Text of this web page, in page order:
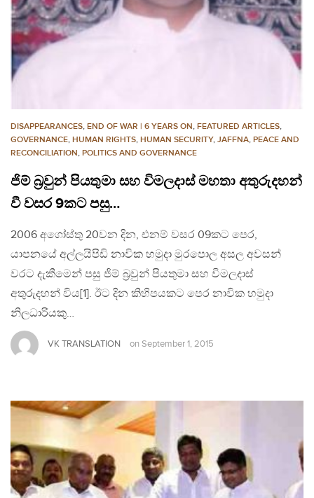
DISAPPEARANCES, END OF WAR | 6 YEARS ON, FEATURED ARTICLES,
GOVERNANCE, HUMAN RIGHTS, HUMAN SECURITY, JAFFNA, PEACE AND
RECONCILIATION, POLITICS AND GOVERNANCE
ජිම් බ‍්‍රවුන් පියතුමා සහ විමලදාස් මහතා අතුරුදහන්
වී වසර 9කට පසු…
2006 අගෝස්තු 20වන දින, එනම් වසර 09කට පෙර,
යාපනයේ අල්ලයිපිඩි නාවික හමුදා මුරපොල අසල අවසන්
වරට දැකීමෙන් පසු ජිම් බ‍්‍රවුන් පියතුමා සහ විමලදාස්
අතුරුදහන් විය[1]. ඊට දින කිහිපයකට පෙර නාවික හමුදා
නිලධාරියකු…
VK TRANSLATION on September 1, 2015